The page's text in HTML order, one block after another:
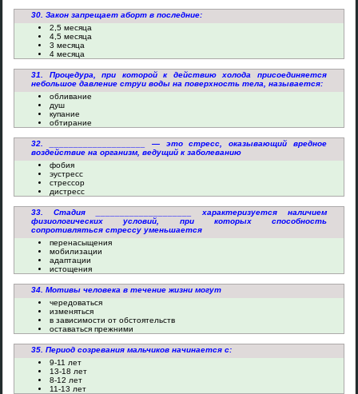
30. Закон запрещает аборт в последние:
2,5 месяца
4,5 месяца
3 месяца
4 месяца
31. Процедура, при которой к действию холода присоединяется
небольшое давление струи воды на поверхность тела, называется:
обливание
душ
купание
обтирание
32. ____________________ — это стресс, оказывающий вредное
воздействие на организм, ведущий к заболеванию
фобия
эустресс
стрессор
дистресс
33. Стадия ____________________ характеризуется наличием
физиологических условий, при которых способность
сопротивляться стрессу уменьшается
перенасыщения
мобилизации
адаптации
истощения
34. Мотивы человека в течение жизни могут
чередоваться
изменяться
в зависимости от обстоятельств
оставаться прежними
35. Период созревания мальчиков начинается с:
9-11 лет
13-18 лет
8-12 лет
11-13 лет